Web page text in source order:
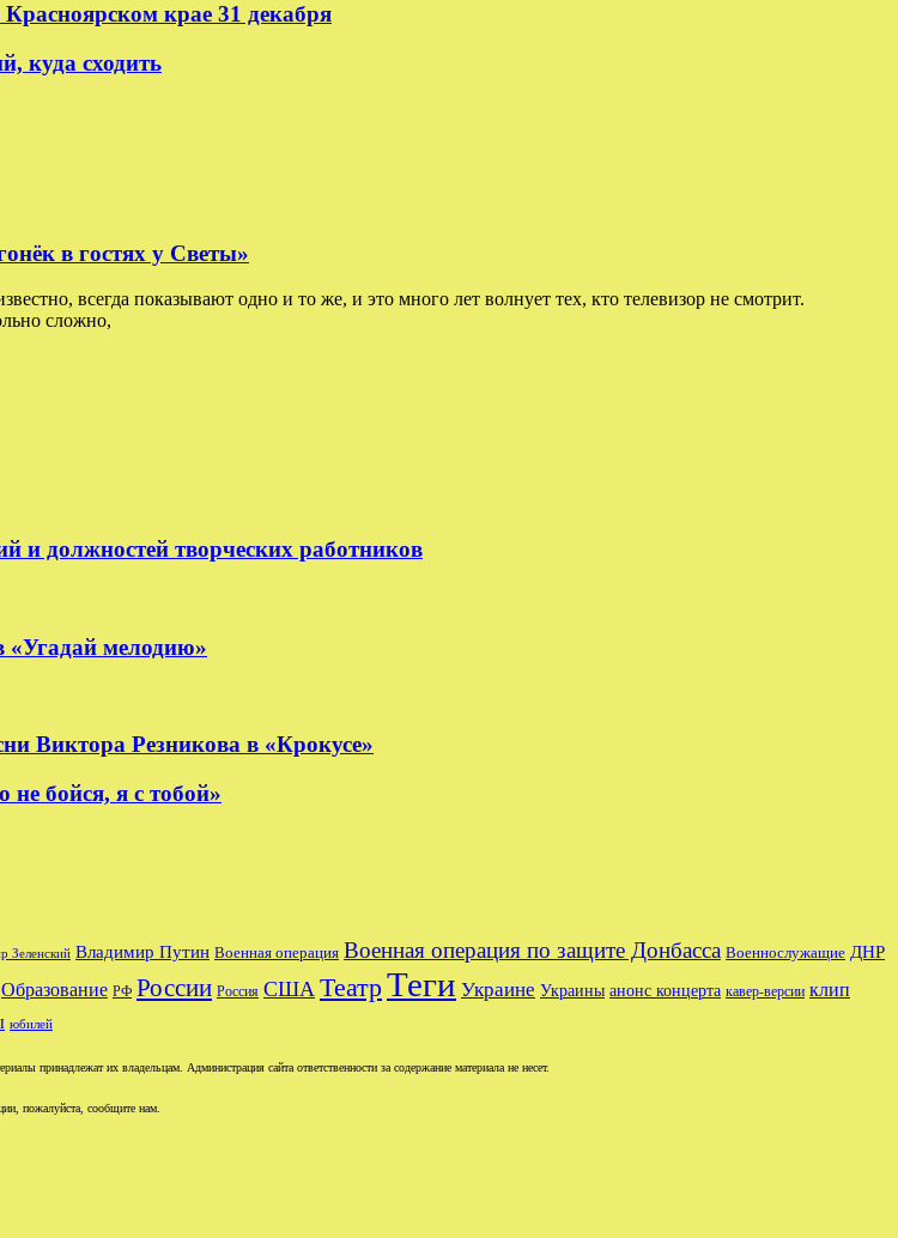
крае 31 декабря
куда сходить
в гостях у Светы»
всегда показывают одно и то же, и это много лет волнует тех, кто телевизор не смотрит.
сложно,
и должностей творческих работников
мелодию»
Виктора Резникова в «Крокусе»
бойся, я с тобой»
Зеленский Владимир Путин Военная операция Военная операция по защите Донбасса Военнослужащие ДНР
Образование РФ России Россия США ТеатрТеги Украине Украины анонс концерта кавер-версии клип
юбилей
принадлежат их владельцам. Администрация сайта ответственности за содержание материала не несет.
пожалуйста, сообщите нам.